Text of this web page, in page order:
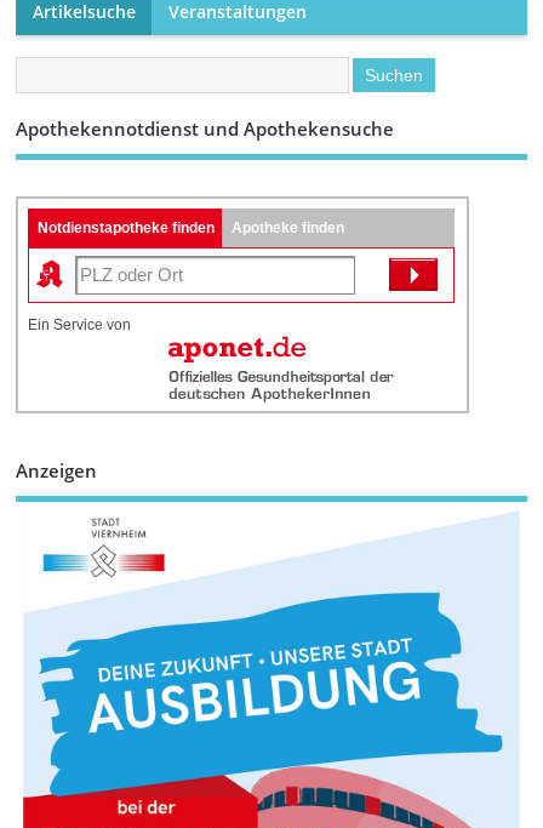
Artikelsuche Veranstaltungen
Apothekennotdienst und Apothekensuche
Notdienstapotheke finden Apotheke finden
Ein Service von
Anzeigen